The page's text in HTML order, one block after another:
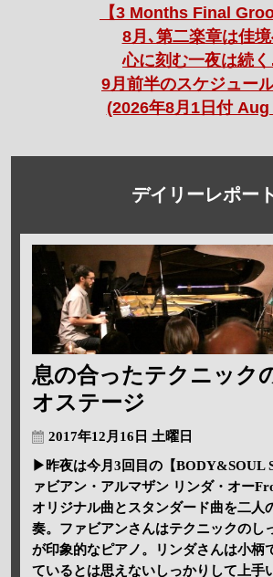
【3 Months Final
8月､第二楽章は佳
心に刻む一夜は続
9月前半のスケジュー
(2026年8月1日付
デイリーレポート
息の合ったテクニック
オステージ
2017年12月16日 土曜日
▶昨夜は今月3回目の【BODY&SOUL
ァビアン・アルマザン リンダ・オー
オリジナル曲とスタンダード曲を二人
奏。ファビアンさんはテクニックのし
が印象的なピアノ。リンダさんは小柄
ているとは思えないしっかりして上手